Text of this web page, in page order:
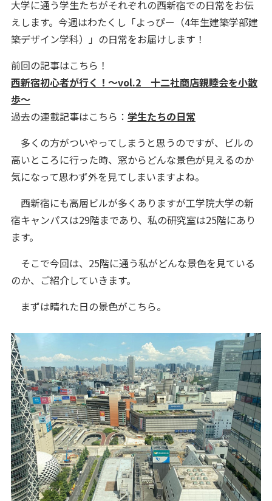
大学に通う学生たちがそれぞれの西新宿での日常をお伝
えします。今週はわたくし「よっぴー（4年生建築学部建
築デザイン学科）」の日常をお届けします！
前回の記事はこちら！
西新宿初心者が行く！～vol.2 十二社商店親睦会を小散
歩～
過去の連載記事はこちら： 学生たちの日常
多くの方がついやってしまうと思うのですが、ビルの
高いところに行った時、窓からどんな景色が見えるのか
気になって思わず外を見てしまいますよね。
西新宿にも高層ビルが多くありますが工学院大学の新
宿キャンパスは29階まであり、私の研究室は25階にあり
ます。
そこで今回は、25階に通う私がどんな景色を見ている
のか、ご紹介していきます。
まずは晴れた日の景色がこちら。